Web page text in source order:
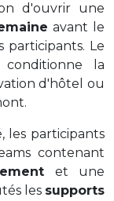
d'ouvrir une
avant le
participants. Le
la
d'hôtel ou
les participants
contenant
et une
les supports